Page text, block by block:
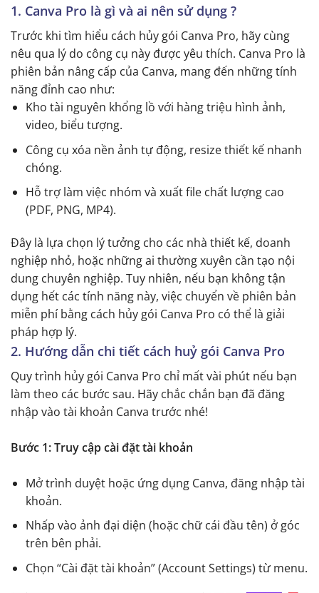
1. Canva Pro là gì và ai nên sử dụng ?
Trước khi tìm hiểu cách hủy gói Canva Pro, hãy cùng
nêu qua lý do công cụ này được yêu thích. Canva Pro là
phiên bản nâng cấp của Canva, mang đến những tính
năng đỉnh cao như:
Kho tài nguyên khổng lồ với hàng triệu hình ảnh,
video, biểu tượng.
Công cụ xóa nền ảnh tự động, resize thiết kế nhanh
chóng.
Hỗ trợ làm việc nhóm và xuất file chất lượng cao
(PDF, PNG, MP4).
Đây là lựa chọn lý tưởng cho các nhà thiết kế, doanh
nghiệp nhỏ, hoặc những ai thường xuyên cần tạo nội
dung chuyên nghiệp. Tuy nhiên, nếu bạn không tận
dụng hết các tính năng này, việc chuyển về phiên bản
miễn phí bằng cách hủy gói Canva Pro có thể là giải
pháp hợp lý.
2. Hướng dẫn chi tiết cách huỷ gói Canva Pro
Quy trình hủy gói Canva Pro chỉ mất vài phút nếu bạn
làm theo các bước sau. Hãy chắc chắn bạn đã đăng
nhập vào tài khoản Canva trước nhé!
Bước 1: Truy cập cài đặt tài khoản
Mở trình duyệt hoặc ứng dụng Canva, đăng nhập tài
khoản.
Nhấp vào ảnh đại diện (hoặc chữ cái đầu tên) ở góc
trên bên phải.
Chọn “Cài đặt tài khoản” (Account Settings) từ menu.